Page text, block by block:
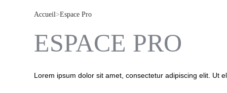
Accueil>Espace Pro
ESPACE PRO
Lorem ipsum dolor sit amet, consectetur adipiscing elit. Ut